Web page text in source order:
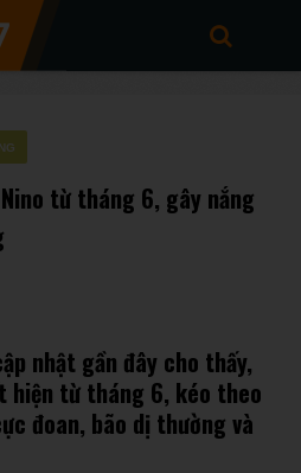
từ tháng 6, gây nắng
nhật gần đây cho thấy,
hiện từ tháng 6, kéo theo
đoan, bão dị thường và